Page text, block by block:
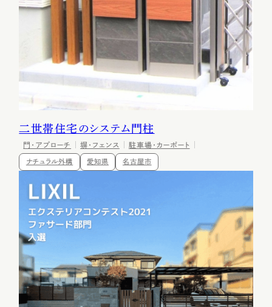
二世帯住宅のシステム門柱
門・アプローチ 塀・フェンス 駐車場・カーポート
ナチュラル外構 愛知県 名古屋市